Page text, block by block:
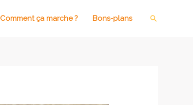
Comment ça marche ? Bons-plans